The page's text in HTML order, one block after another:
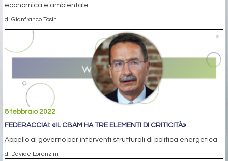
economica e ambientale
di Gianfranco Tosini
8 febbraio 2022
FEDERACCIAI: «IL CBAM HA TRE ELEMENTI DI CRITICITÀ»
Appello al governo per interventi strutturali di politica energetica
di Davide Lorenzini